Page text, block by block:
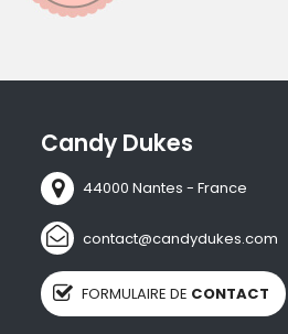
Candy Dukes
44000 Nantes - France
contact@candydukes.com
FORMULAIRE DE CONTACT